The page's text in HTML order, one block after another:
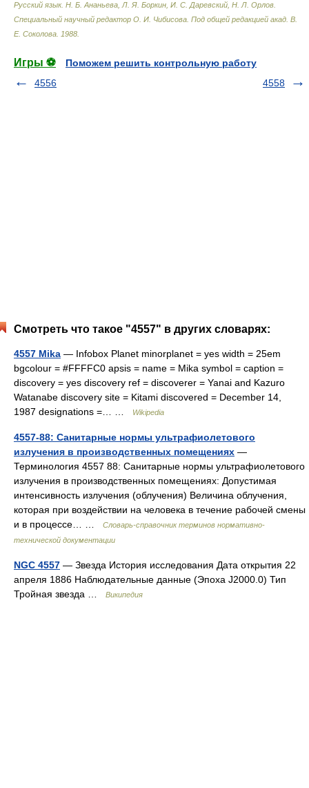
Русский язык. Н. Б. Ананьева, Л. Я. Боркин, И. С. Даревский, Н. Л. Орлов.
Специальный научный редактор О. И. Чибисова. Под общей редакцией акад. В.
Е. Соколова 1988
Игры ⚽
Поможем решить контрольную работу
4556
4558
Смотреть что такое "4557" в других словарях:
4557 Mika — Infobox Planet minorplanet = yes width = 25em
bgcolour = #FFFFC0 apsis = name = Mika symbol = caption =
discovery = yes discovery ref = discoverer = Yanai and Kazuro
Watanabe discovery site = Kitami discovered = December 14,
1987 designations =… …
Wikipedia
4557-88: Санитарные нормы ультрафиолетового
излучения в производственных помещениях —
Терминология 4557 88: Санитарные нормы ультрафиолетового
излучения в производственных помещениях: Допустимая
интенсивность излучения (облучения) Величина облучения,
которая при воздействии на человека в течение рабочей смены
и в процессе… …
Словарь-справочник терминов нормативно-
технической документации
NGC 4557 — Звезда История исследования Дата открытия 22
апреля 1886 Наблюдательные данные (Эпоха J2000.0) Тип
Тройная звезда …
Википедия